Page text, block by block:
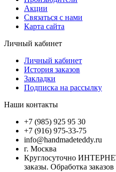
Акции
Связаться с нами
Карта сайта
Личный кабинет
Личный кабинет
История заказов
Закладки
Подписка на рассылку
Наши контакты
+7 (985) 925 95 30
+7 (916) 975-33-75
info@handmadeteddy.ru
г. Москва
Круглосуточно
заказы. Обработка